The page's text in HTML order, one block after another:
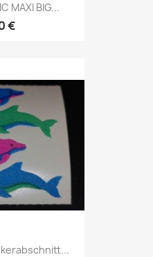
MAXI BIG...
€